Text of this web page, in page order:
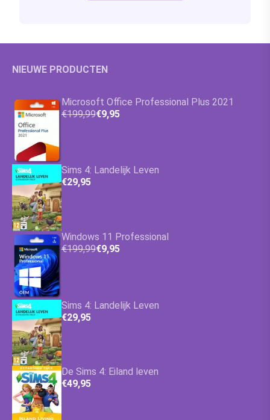
NIEUWE PRODUCTEN
Microsoft Office Professional Plus 2021
€199,99€9,95
Sims 4: Landelijk Leven
€29,95
Windows 11 Professional
€199,99€9,95
Sims 4: Landelijk Leven
€29,95
De Sims 4: Eiland leven
€49,95